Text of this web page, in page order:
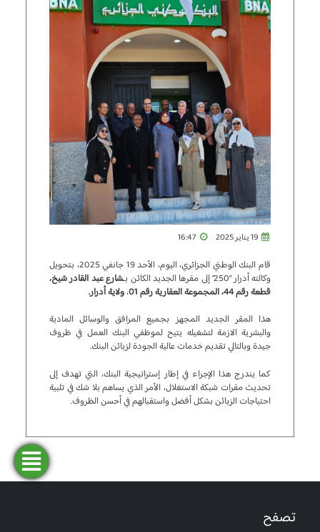
قام البنك الوطني الجزائري، اليوم، الأحد 19 جانفي 2025، بتحويل
وكالته أدرار “250” إلى مقرها الجديد الكائن بـ
شارع عبد القادر شيخ،
قطعة رقم 44، المجموعة العقارية رقم 01
،ولاية أدرار.
هذا المقر الجديد المجهز بجميع المرافق والوسائل المادية
والبشرية الازمة لتشغيله يتيح لموظفي البنك العمل في ظروف
جيدة وبالتالي تقديم خدمات عالية الجودة لزبائن البنك.
كما يندرج هذا الإجراء في إطار إستراتيجية البنك، التي تهدف إلى
تحديث مقرات شبكة الاستغلال، الأمر الذي يساهم بلا شك في تلبية
احتياجات الزبائن بشكل أفضل واستقبالهم في أحسن الظروف.
تصفح
ابحث
عن وكالة
طلب
تمويل
المحاكاة
فتح
حساب